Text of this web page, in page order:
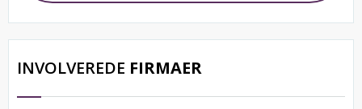
INVOLVEREDE FIRMAER